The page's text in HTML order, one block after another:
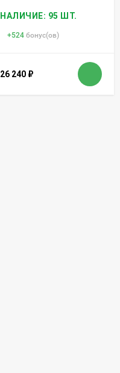
НАЛИЧИЕ: 95 ШТ.
+524 бонус(ов)
26 240 ₽